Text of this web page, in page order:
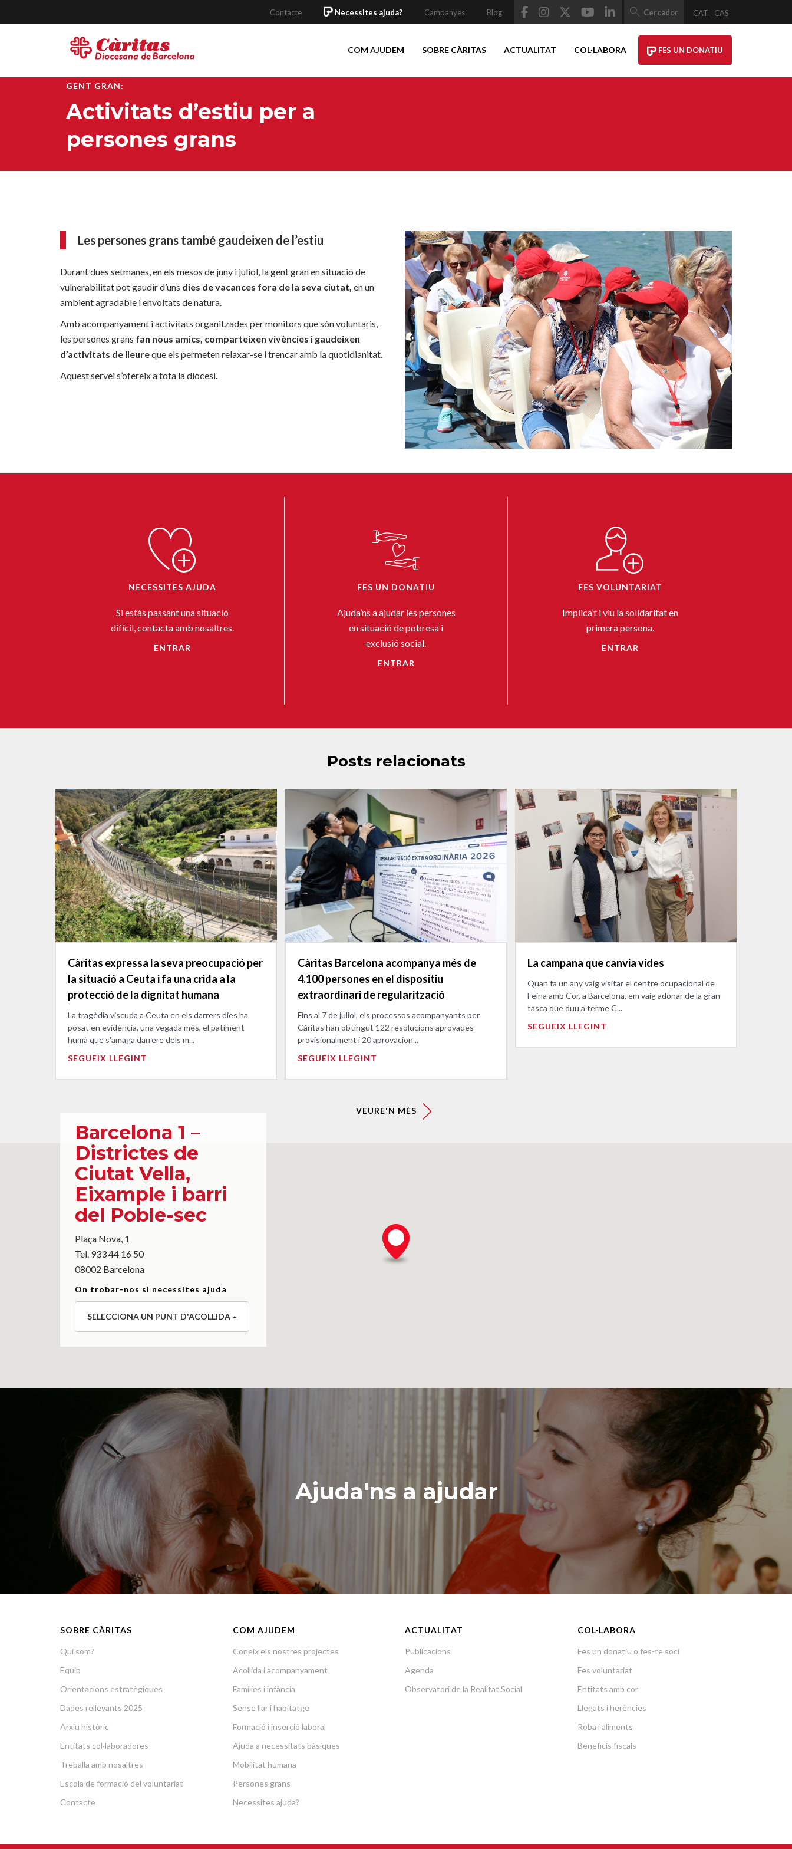
Contacte Necessites ajuda? Campanyes Blog Cercador CAT CAS
COM AJUDEM SOBRE CÀRITAS ACTUALITAT COL·LABORA FES UN DONATIU
GENT GRAN:
Activitats d’estiu per a
persones grans
Les persones grans també gaudeixen de l’estiu
Durant dues setmanes, en els mesos de juny i juliol, la gent gran en situació de
vulnerabilitat pot gaudir d’uns dies de vacances fora de la seva ciutat, en un
ambient agradable i envoltats de natura.
Amb acompanyament i activitats organitzades per monitors que són voluntaris,
les persones grans fan nous amics, comparteixen vivències i gaudeixen
d’activitats de lleureque els permeten relaxar-se i trencar amb la quotidianitat.
Aquest servei s’ofereix a tota la diòcesi.
NECESSITES AJUDA
Si estàs passant una situació
difícil, contacta amb nosaltres.
ENTRAR
FES UN DONATIU
Ajuda’ns a ajudar les persones
en situació de pobresa i
exclusió social.
ENTRAR
FES VOLUNTARIAT
Implica’t i viu la solidaritat en
primera persona.
ENTRAR
Posts relacionats
Càritas expressa la seva preocupació per
la situació a Ceuta i fa una crida a la
protecció de la dignitat humana
La tragèdia viscuda a Ceuta en els darrers dies ha
posat en evidència, una vegada més, el patiment
humà que s'amaga darrere dels m...
SEGUEIX LLEGINT
Càritas Barcelona acompanya més de
4.100 persones en el dispositiu
extraordinari de regularització
Fins al 7 de juliol, els processos acompanyants per
Càritas han obtingut 122 resolucions aprovades
provisionalment i 20 aprovacion...
SEGUEIX LLEGINT
La campana que canvia vides
Quan fa un any vaig visitar el centre ocupacional de
Feina amb Cor, a Barcelona, em vaig adonar de la gran
tasca que duu a terme C...
SEGUEIX LLEGINT
VEURE'N MÉS
Barcelona 1 –
Districtes de
Ciutat Vella,
Eixample i barri
del Poble-sec
Plaça Nova, 1
Tel. 933 44 16 50
08002 Barcelona
On trobar-nos si necessites ajuda
SELECCIONA UN PUNT D'ACOLLIDA
Ajuda'ns a ajudar
SOBRE CÀRITAS
Qui som?
Equip
Orientacions estratègiques
Dades rellevants 2025
Arxiu històric
Entitats col·laboradores
Treballa amb nosaltres
Escola de formació del voluntariat
Contacte
COM AJUDEM
Coneix els nostres projectes
Acollida i acompanyament
Famílies i infància
Sense llar i habitatge
Formació i inserció laboral
Ajuda a necessitats bàsiques
Mobilitat humana
Persones grans
Necessites ajuda?
ACTUALITAT
Publicacions
Agenda
Observatori de la Realitat Social
COL·LABORA
Fes un donatiu o fes-te soci
Fes voluntariat
Entitats amb cor
Llegats i herències
Roba i aliments
Beneficis fiscals